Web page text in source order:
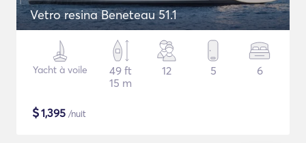
Vetro resina Beneteau 51.1
Yacht à voile
49 ft
15 m
12 5 6
$1,395 /nuit